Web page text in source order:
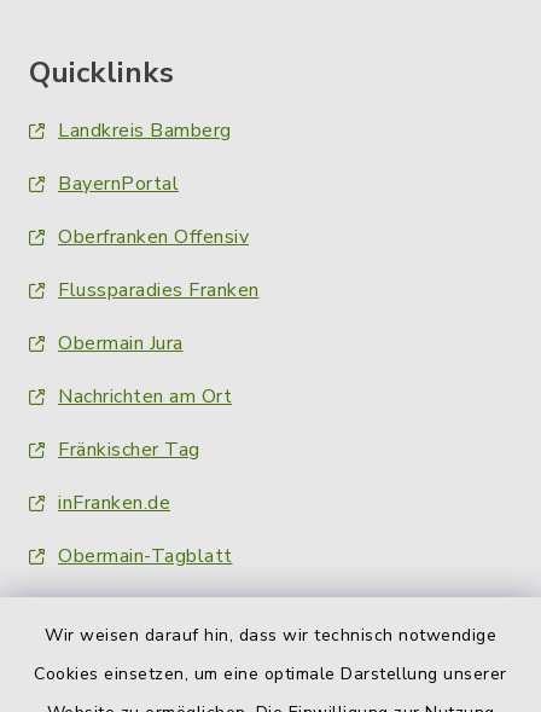
Wir weisen darauf hin, dass wir technisch notwendige
Cookies einsetzen, um eine optimale Darstellung unserer
Quicklinks
Landkreis Bamberg
BayernPortal
Oberfranken Offensiv
Flussparadies Franken
Obermain Jura
Nachrichten am Ort
Fränkischer Tag
inFranken.de
Obermain-Tagblatt